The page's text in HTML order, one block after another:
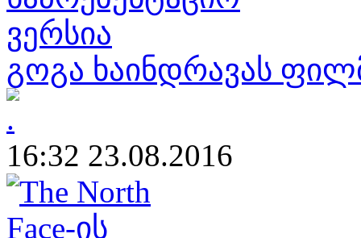
გოგა ხაინდრავას
16:32 23.08.2016